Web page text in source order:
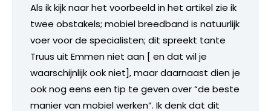
Als ik kijk naar het voorbeeld in het artikel zie ik
twee obstakels; mobiel breedband is natuurlijk
voer voor de specialisten; dit spreekt tante
Truus uit Emmen niet aan [ en dat wil je
waarschijnlijk ook niet], maar daarnaast dien je
ook nog eens een tip te geven over “de beste
manier van mobiel werken”. Ik denk dat dit